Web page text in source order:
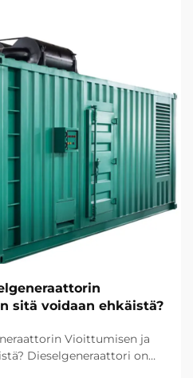
sitä voidaan ehkäistä?
Vioittumisen ja
Dieselgeneraattori on